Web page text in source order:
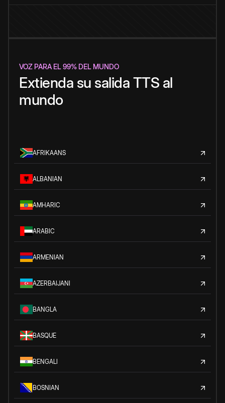
VOZ PARA EL 99% DEL MUNDO
Extienda su salida TTS al
mundo
AFRIKAANS
ALBANIAN
AMHARIC
ARABIC
ARMENIAN
AZERBAIJANI
BANGLA
BASQUE
BENGALI
BOSNIAN